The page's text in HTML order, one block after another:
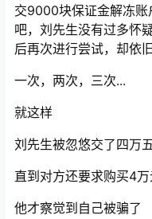
交9000块保证金解冻账
吧，刘先生没有过多怀
后再次进行尝试，却依
一次，两次，三次...
就这样
刘先生被忽悠交了四万
直到对方还要求购买4
他才察觉到自己被骗了